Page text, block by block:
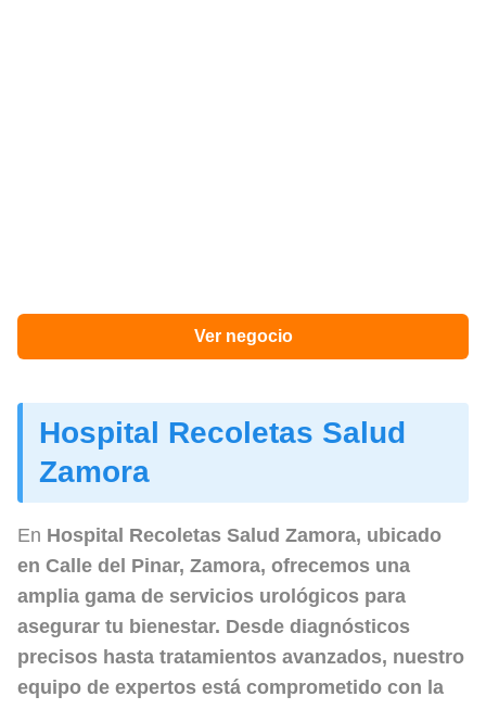
Ver negocio
Hospital Recoletas Salud
Zamora
En Hospital Recoletas Salud Zamora, ubicado
en Calle del Pinar, Zamora, ofrecemos una
amplia gama de servicios urológicos para
asegurar tu bienestar. Desde diagnósticos
precisos hasta tratamientos avanzados, nuestro
equipo de expertos está comprometido con la